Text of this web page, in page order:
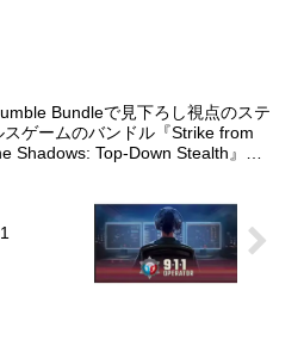
Bundleで見下ろし視点のステ
スゲームのバンドル『Strike from
Shadows: Top-Down Stealth』が